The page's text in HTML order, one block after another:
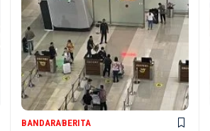
BANDARABERITA